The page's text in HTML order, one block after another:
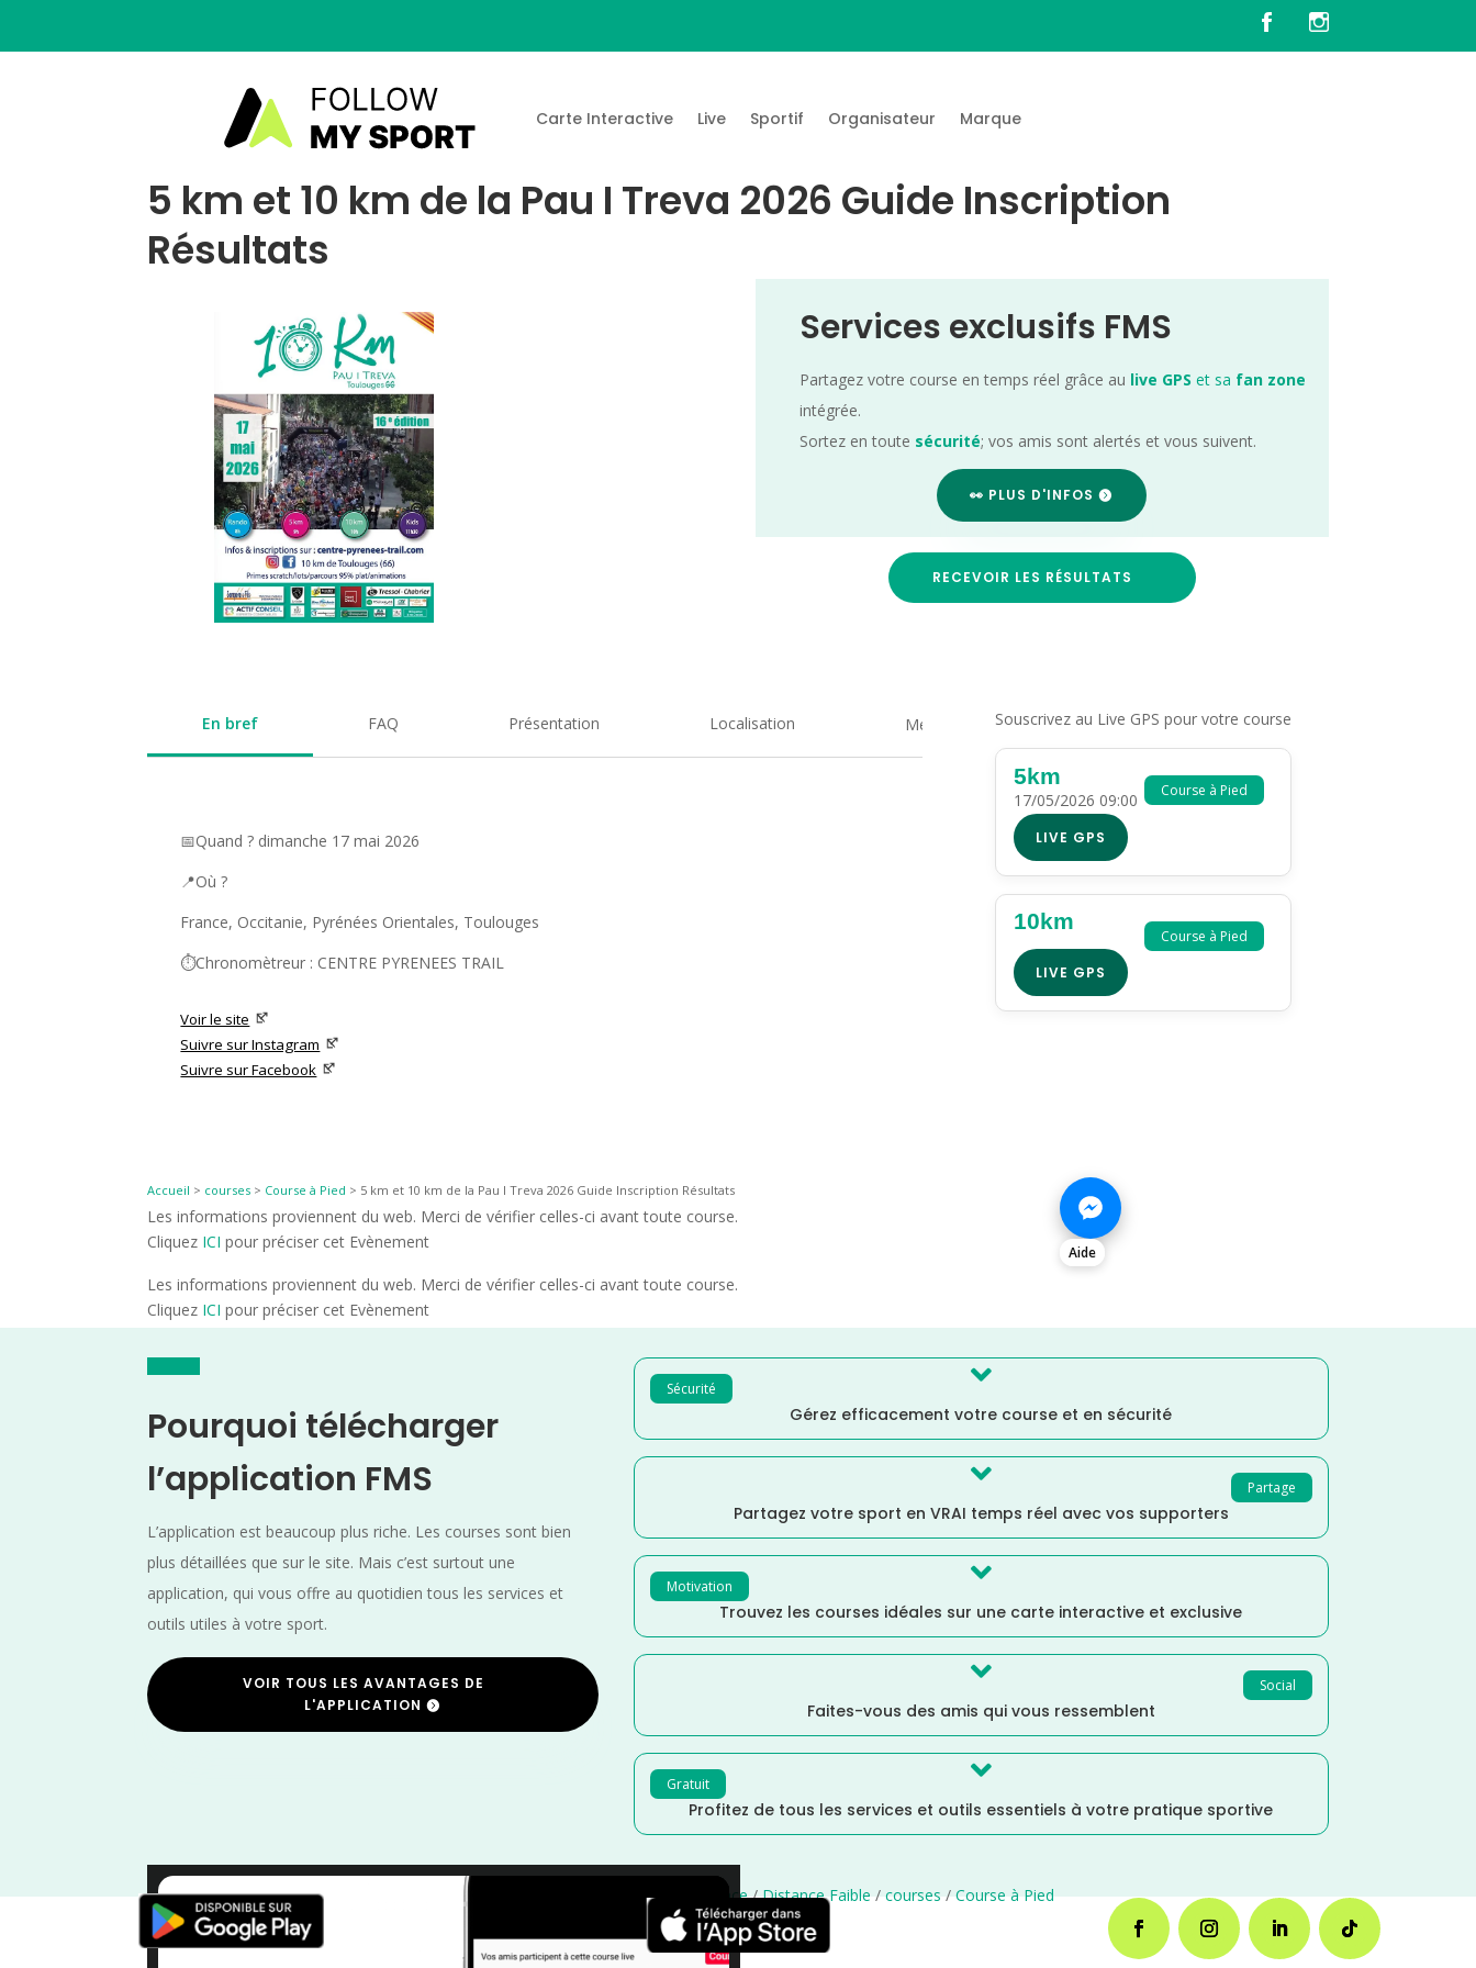
Carte Interactive Live Sportif Organisateur Marque
5 km et 10 km de la Pau I Treva 2026 Guide Inscription
Résultats
Services exclusifs FMS
Partagez votre course en temps réel grâce au live GPS et sa fan zone
intégrée.
Sortez en toute sécurité; vos amis sont alertés et vous suivent.
👀 PLUS D'INFOS
RECEVOIR LES RÉSULTATS
En bref FAQ Présentation Localisation Medias
📅Quand ? dimanche 17 mai 2026
📍Où ?
France, Occitanie, Pyrénées Orientales, Toulouges
⏱️Chronomètreur : CENTRE PYRENEES TRAIL
Voir le site
Suivre sur Instagram
Suivre sur Facebook
Souscrivez au Live GPS pour votre course
Course à Pied
5km
17/05/2026 09:00
LIVE GPS
Course à Pied
10km
LIVE GPS
Accueil > courses > Course à Pied > 5 km et 10 km de la Pau I Treva 2026 Guide Inscription Résultats
Les informations proviennent du web. Merci de vérifier celles-ci avant toute course.
Cliquez ICI pour préciser cet Evènement
Les informations proviennent du web. Merci de vérifier celles-ci avant toute course.
Cliquez ICI pour préciser cet Evènement
Aide
Pourquoi télécharger
l’application FMS
L’application est beaucoup plus riche. Les courses sont bien
plus détaillées que sur le site. Mais c’est surtout une
application, qui vous offre au quotidien tous les services et
outils utiles à votre sport.
VOIR TOUS LES AVANTAGES DE
L'APPLICATION
Sécurité 
Gérez efficacement votre course et en sécurité
Partage

Partagez votre sport en VRAI temps réel avec vos supporters
Motivation 
Trouvez les courses idéales sur une carte interactive et exclusive
Social

Faites-vous des amis qui vous ressemblent
Gratuit 
Profitez de tous les services et outils essentiels à votre pratique sportive
×
Pyrénées Orientales / France/Distance Faible/courses/Course à Pied